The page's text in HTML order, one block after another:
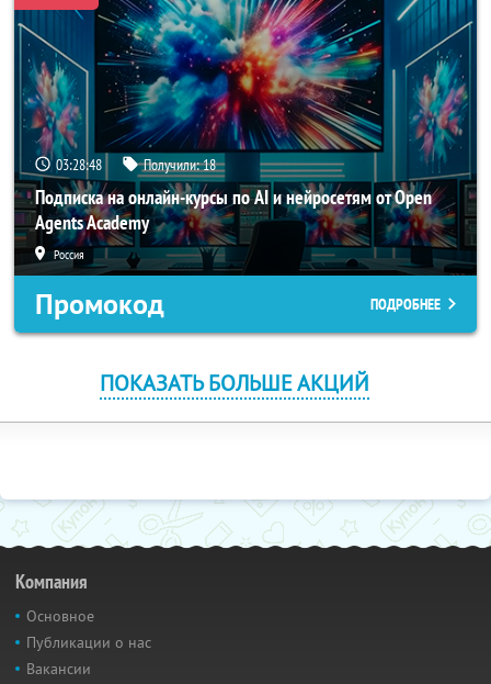
03:28:47 Получили:18
Подписка на онлайн-курсы по AI и нейросетям от Open
Agents Academy
Россия
Промокод ПОДРОБНЕЕ
ПОКАЗАТЬ БОЛЬШЕ АКЦИЙ
Компания
Основное
Публикации о нас
Вакансии